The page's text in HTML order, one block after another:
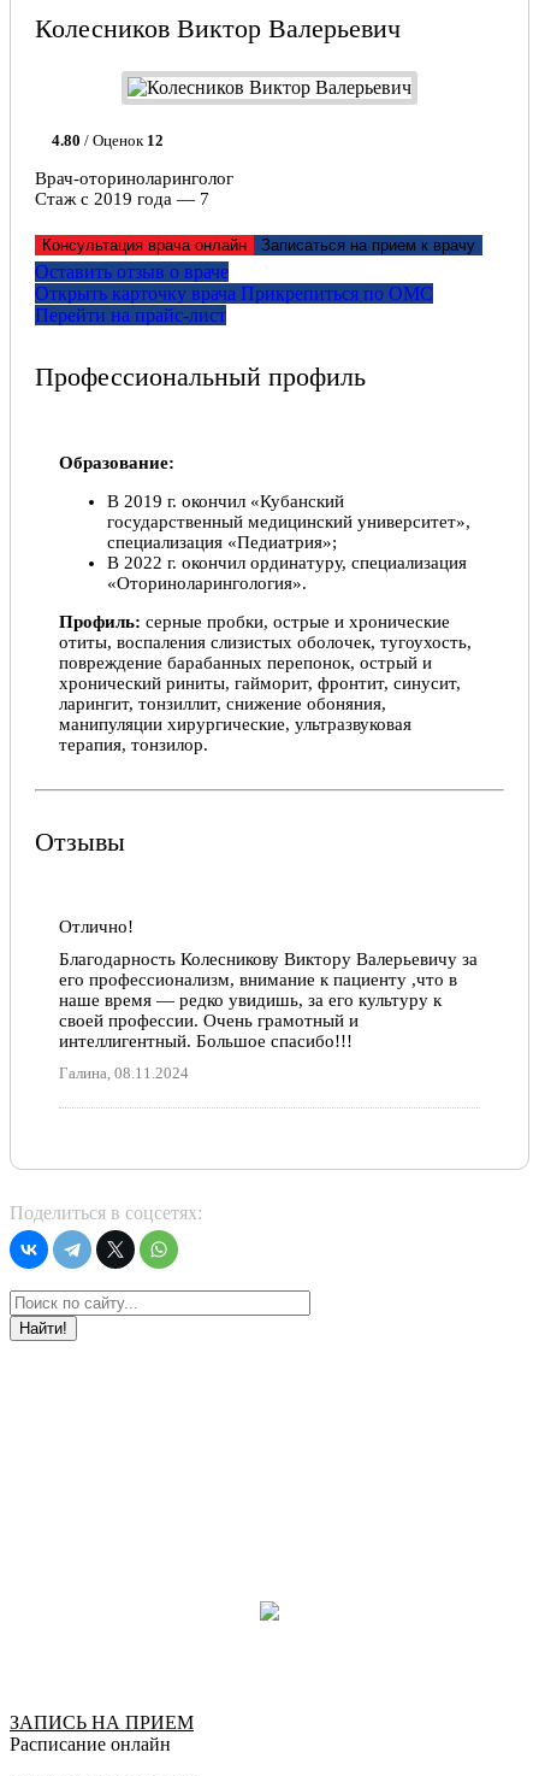
Колесников Виктор Валерьевич
4.80 / Оценок 12
Врач-оториноларинголог
Стаж с 2019 года — 7
Консультация врача онлайн Записаться на прием к врачу
Оставить отзыв о враче
Открыть карточку врача Прикрепитьcя по ОМС
Перейти на прайс-лист
Профессиональный профиль
Образование:
В 2019 г. окончил «Кубанский
государственный медицинский университет»,
специализация «Педиатрия»;
В 2022 г. окончил ординатуру, специализация
«Оториноларингология».
Профиль: серные пробки, острые и хронические
отиты, воспаления слизистых оболочек, тугоухость,
повреждение барабанных перепонок, острый и
хронический риниты, гайморит, фронтит, синусит,
ларингит, тонзиллит, снижение обоняния,
манипуляции хирургические, ультразвуковая
терапия, тонзилор.
Отзывы
Отлично!
Благодарность Колесникову Виктору Валерьевичу за
его профессионализм, внимание к пациенту ,что в
наше время — редко увидишь, за его культуру к
своей профессии. Очень грамотный и
интеллигентный. Большое спасибо!!!
Галина, 08.11.2024
Поделиться в соцсетях:
Найти!
ЗАПИСЬ НА ПРИЕМ
Расписание онлайн